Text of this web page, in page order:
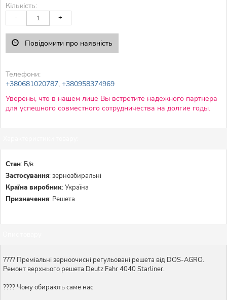
Кількість:
- +
Повідомити про наявність
Телефони:
+380681020787, +380958374969
Уверены, что в нашем лице Вы встретите надежного партнера
для успешного совместного сотрудничества на долгие годы.
Стан: Б/в
Застосування:зернозбиральні
Країна виробник:Україна
Призначення: Решета
???? Преміальні зерноочисні регульовані решета від DOS-AGRO.
Ремонт верхнього решета Deutz Fahr 4040 Starliner.
???? Чому обирають саме нас